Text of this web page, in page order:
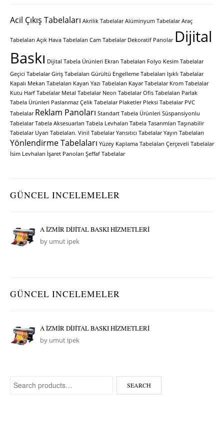
Acil Çıkış Tabelaları Akrilik Tabelalar Alüminyum Tabelalar Araç
Tabelaları Açık Hava Tabelaları Cam Tabelalar Dekoratif Panolar Dijital
Baskı Dijital Tabela Ürünleri Ekran Tabelaları Folyo Kesim Tabelalar
Geçici Tabelalar Giriş Tabelaları Gürültü Engelleme Tabelaları Işıklı Tabelalar
Kapalı Mekan Tabelaları Kayan Yazı Tabelaları Kayar Tabelalar Krom Tabelalar
Kutu Harf Tabelalar Metal Tabelalar Neon Tabelalar Ofis Tabelaları Parlak
Tabela Ürünleri Paslanmaz Çelik Tabelalar Plaketler Pleksi Tabelalar PVC
Tabelalar Reklam Panoları Standart Tabela Ürünleri Süspansiyonlu
Tabelalar Tabela Aksesuarları Tabela Levhaları Tabela Tasarımları Taşınabilir
Tabelalar Uyarı Tabelaları. Vinil Tabelalar Yansıtıcı Tabelalar Yayın Tabelaları
Yönlendirme Tabelaları Yüzey Kaplama Tabelaları Çerçeveli Tabelalar
İsim Levhaları İşaret Panoları Şeffaf Tabelalar
GÜNCEL INCELEMELER
A İZMİR DİJİTAL BASKI HİZMETLERİ
by umut ipek
GÜNCEL INCELEMELER
A İZMİR DİJİTAL BASKI HİZMETLERİ
by umut ipek
Search for: SEARCH